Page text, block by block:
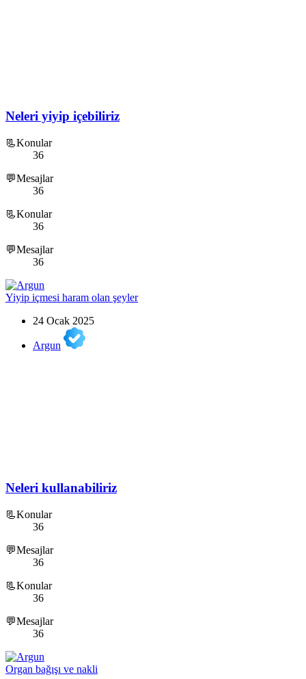
Neleri yiyip içebiliriz
📃Konular
36
💬Mesajlar
36
📃Konular
36
💬Mesajlar
36
Yiyip içmesi haram olan şeyler
24 Ocak 2025
Argun
Neleri kullanabiliriz
📃Konular
36
💬Mesajlar
36
📃Konular
36
💬Mesajlar
36
Organ bağışı ve nakli